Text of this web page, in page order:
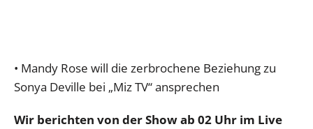
• Mandy Rose will die zerbrochene Beziehung zu
Sonya Deville bei „Miz TV“ ansprechen
Wir berichten von der Show ab 02 Uhr im Live